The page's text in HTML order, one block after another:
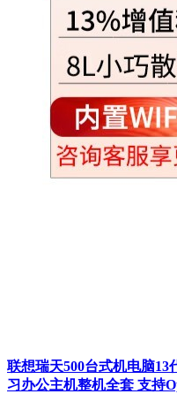
联想瑞天500台式机电脑
习办公主机整机全套 支持